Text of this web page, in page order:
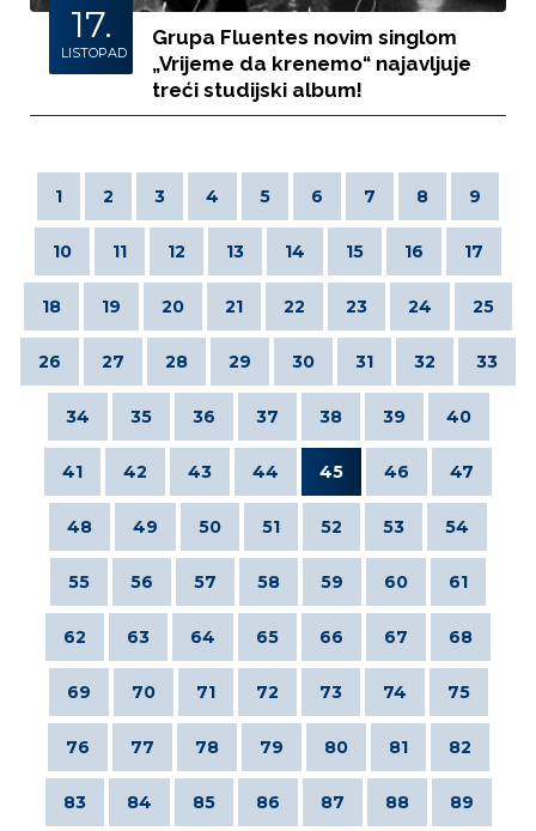
17.
LISTOPAD
Grupa Fluentes novim singlom
„Vrijeme da krenemo“ najavljuje
treći studijski album!
1 2 3 4 5 6 7 8 9
10 11 12 13 14 15 16 17
18 19 20 21 22 23 24 25
26 27 28 29 30 31 32 33
34 35 36 37 38 39 40
41 42 43 44 45 46 47
48 49 50 51 52 53 54
55 56 57 58 59 60 61
62 63 64 65 66 67 68
69 70 71 72 73 74 75
76 77 78 79 80 81 82
83 84 85 86 87 88 89